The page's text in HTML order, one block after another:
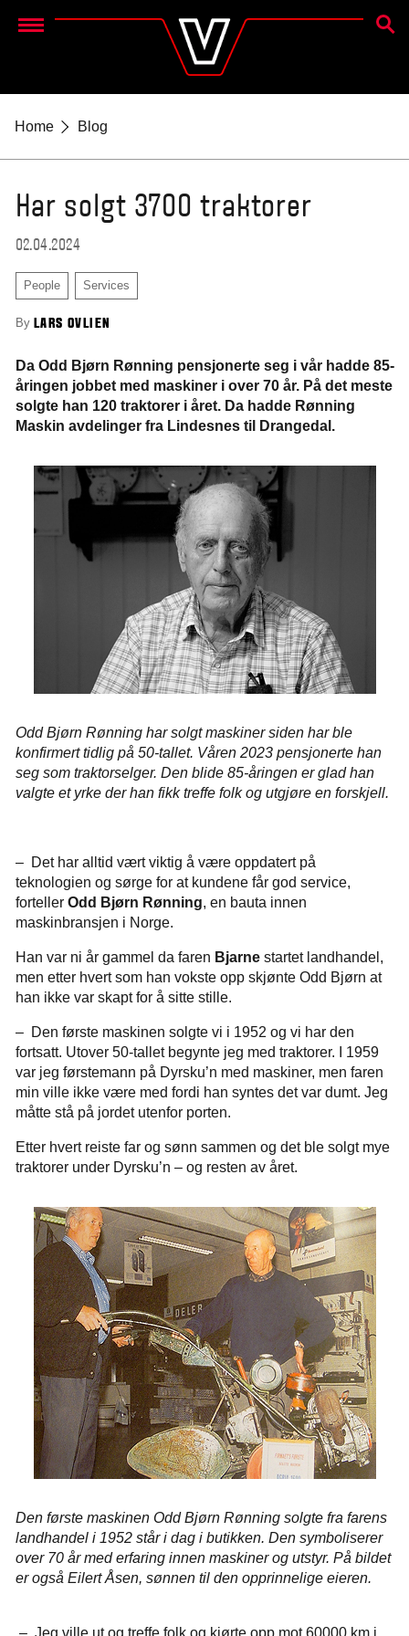
Menu
SØK
Home Blog
Har solgt 3700 traktorer
02.04.2024
People Services
By LARS OVLIEN
Da Odd Bjørn Rønning pensjonerte seg i vår hadde 85-
åringen jobbet med maskiner i over 70 år. På det meste
solgte han 120 traktorer i året. Da hadde Rønning
Maskin avdelinger fra Lindesnes til Drangedal.
Odd Bjørn Rønning har solgt maskiner siden har ble
konfirmert tidlig på 50-tallet. Våren 2023 pensjonerte han
seg som traktorselger. Den blide 85-åringen er glad han
valgte et yrke der han fikk treffe folk og utgjøre en forskjell.
– Det har alltid vært viktig å være oppdatert på
teknologien og sørge for at kundene får god service,
forteller Odd Bjørn Rønning, en bauta innen
maskinbransjen i Norge.
Han var ni år gammel da faren Bjarnestartet landhandel,
men etter hvert som han vokste opp skjønte Odd Bjørn at
han ikke var skapt for å sitte stille.
– Den første maskinen solgte vi i 1952 og vi har den
fortsatt. Utover 50-tallet begynte jeg med traktorer. I 1959
var jeg førstemann på Dyrsku’n med maskiner, men faren
min ville ikke være med fordi han syntes det var dumt. Jeg
måtte stå på jordet utenfor porten.
Etter hvert reiste far og sønn sammen og det ble solgt mye
traktorer under Dyrsku’n – og resten av året.
Den første maskinen Odd Bjørn Rønning solgte fra farens
landhandel i 1952 står i dag i butikken. Den symboliserer
over 70 år med erfaring innen maskiner og utstyr. På bildet
er også Eilert Åsen, sønnen til den opprinnelige eieren.
– Jeg ville ut og treffe folk og kjørte opp mot 60000 km i